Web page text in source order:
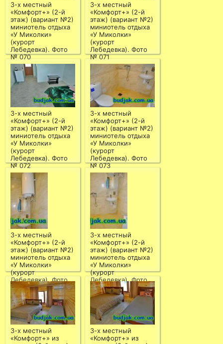
3-х местный
«Комфорт+» (2-й
этаж) (вариант №2)
миниотель отдыха
«У Миколки»
(курорт
Лебедевка). Фото
№ 070
3-х местный
«Комфорт+» (2-й
этаж) (вариант №2)
миниотель отдыха
«У Миколки»
(курорт
Лебедевка). Фото
№ 071
3-х местный
«Комфорт+» (2-й
этаж) (вариант №2)
миниотель отдыха
«У Миколки»
(курорт
Лебедевка). Фото
№ 072
3-х местный
«Комфорт+» (2-й
этаж) (вариант №2)
миниотель отдыха
«У Миколки»
(курорт
Лебедевка). Фото
№ 073
3-х местный
«Комфорт+» (2-й
этаж) (вариант №2)
миниотель отдыха
«У Миколки»
(курорт
Лебедевка). Фото
№ 074
3-х местный
«Комфорт+» (2-й
этаж) (вариант №2)
миниотель отдыха
«У Миколки»
(курорт
Лебедевка). Фото
№ 075
3-х местный
«Комфорт+» из
3-х местный
«Комфорт+» из